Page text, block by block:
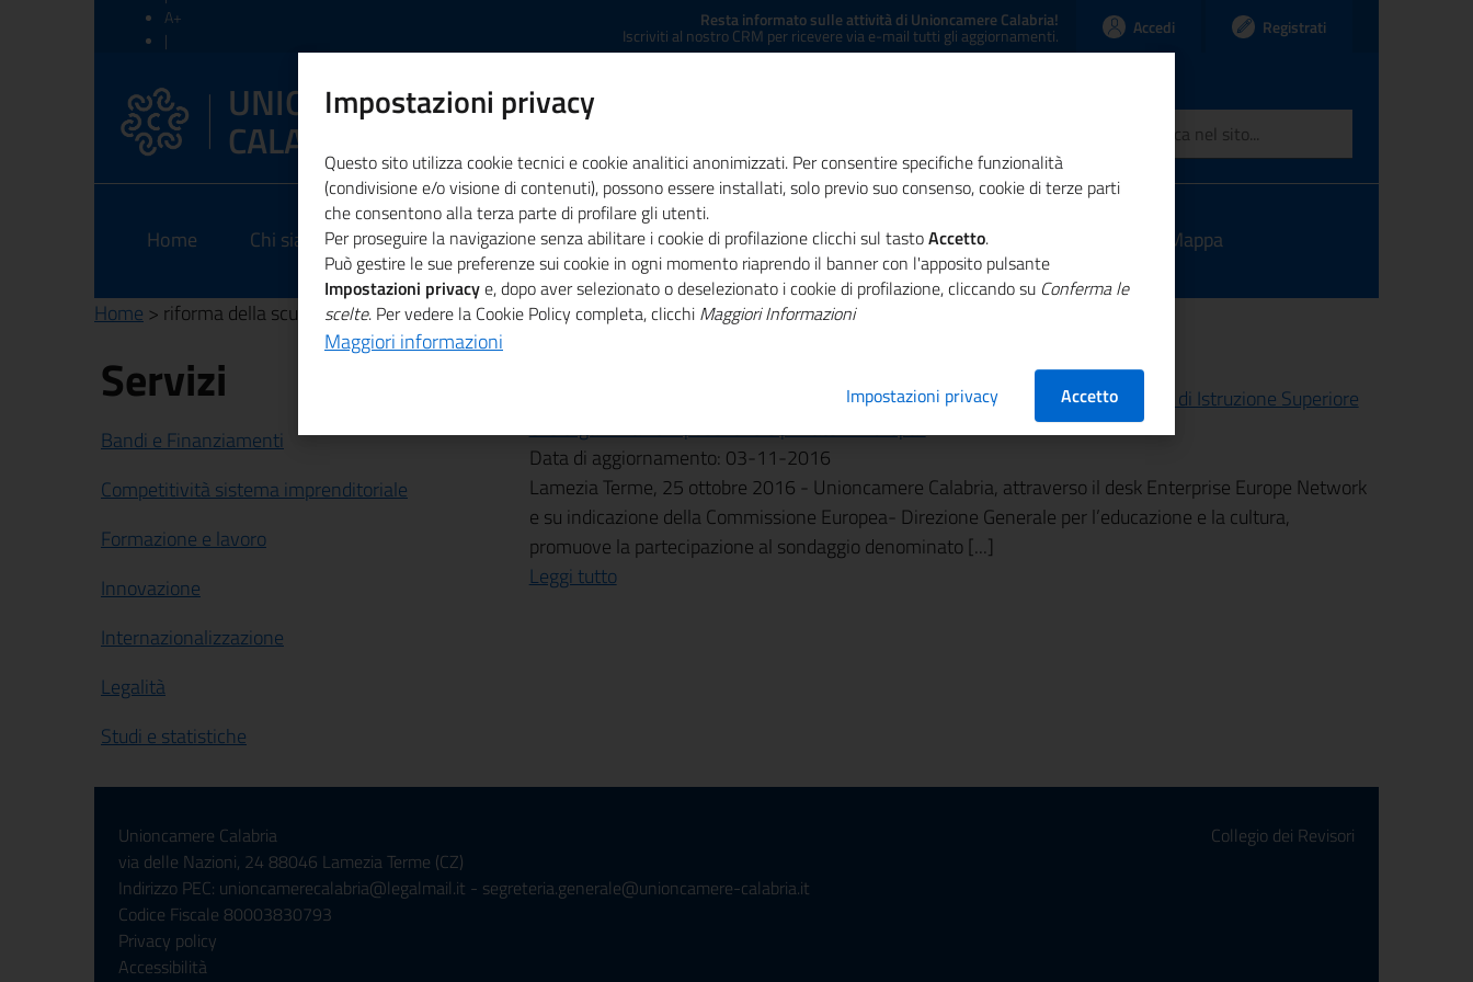
A+
|
|
Ripristina
Resta informato sulle attività di Unioncamere Calabria!
Iscriviti al nostro CRM per ricevere via e-mail tutti gli aggiornamenti. Accedi Registrati
UNIONCAMERE
CALABRIA
Home Chi siamo EEN Amministrazione trasparente Concessione sale Contatti Mappa
Home > riforma della scuola
Servizi
Bandi e Finanziamenti
Competitività sistema imprenditoriale
Formazione e lavoro
Innovazione
Internazionalizzazione
Legalità
Studi e statistiche
Partecipa anche tu alla "Consultazione europea sulla cooperazione tra gli Istituti di Istruzione Superiore
e le organizzazioni pubbliche e private in Europa"
Data di aggiornamento: 03-11-2016
Lamezia Terme, 25 ottobre 2016 - Unioncamere Calabria, attraverso il desk Enterprise Europe Network
e su indicazione della Commissione Europea- Direzione Generale per l’educazione e la cultura,
promuove la partecipazione al sondaggio denominato [...]
Leggi tutto
Unioncamere Calabria
via delle Nazioni, 24 88046 Lamezia Terme (CZ)
Indirizzo PEC: unioncamerecalabria@legalmail.it - segreteria.generale@unioncamere-calabria.it
Codice Fiscale 80003830793
Privacy policy
Accessibilità
Collegio dei Revisori
Impostazioni privacy
Questo sito utilizza cookie tecnici e cookie analitici anonimizzati. Per consentire specifiche funzionalità
(condivisione e/o visione di contenuti), possono essere installati, solo previo suo consenso, cookie di terze parti
che consentono alla terza parte di profilare gli utenti.
Per proseguire la navigazione senza abilitare i cookie di profilazione clicchi sul tastoAccetto.
Può gestire le sue preferenze sui cookie in ogni momento riaprendo il banner con l'apposito pulsante
Impostazioni privacye, dopo aver selezionato o deselezionato i cookie di profilazione, cliccando su Conferma le
scelte. Per vedere la Cookie Policy completa, clicchi Maggiori Informazioni
Maggiori informazioni
Impostazioni privacy Accetto